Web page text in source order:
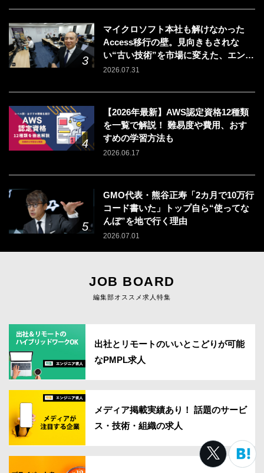
マイクロソフト本社も解けなかった
Access移行の壁。見向きもされな
い“古い技術”を市場に変えた、エンジ
ニアの「戦う場所」の選び方
2026.07.31
【2026年最新】AWS認定資格12種類
を一覧で解説！ 難易度や費用、おす
すめの学習方法も
2026.06.17
GMO代表・熊谷正寿「2カ月で10万行
コード書いた」トップ自ら“使ってな
んぼ”を地で行く理由
2026.07.01
JOB BOARD
編集部オススメ求人特集
出社とリモートのいいとこどりが可能
なPMPL求人
メディア掲載実績あり！ 話題のサービ
ス・技術・組織の求人